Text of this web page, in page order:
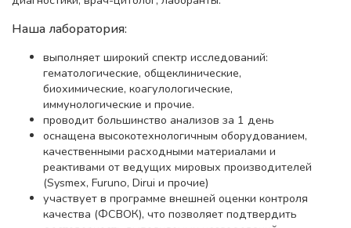
Наша лаборатория:
выполняет широкий спектр исследований:
гематологические, общеклинические,
биохимические, коагулологические,
иммунологические и прочие.
проводит большинство анализов за 1 день
оснащена высокотехнологичным оборудованием,
качественными расходными материалами и
реактивами от ведущих мировых производителей
(Sysmex, Furuno, Dirui и прочие)
участвует в программе внешней оценки контроля
качества (ФСВОК), что позволяет подтвердить